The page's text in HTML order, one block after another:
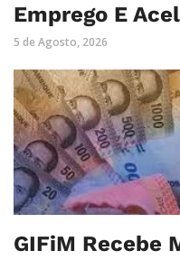
Emprego E
5 de Agosto, 2026
GIFiM Recebe